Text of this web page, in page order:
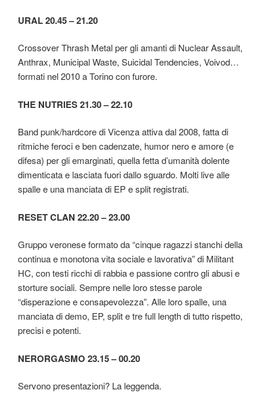
URAL 20.45 – 21.20
Crossover Thrash Metal per gli amanti di Nuclear Assault,
Anthrax, Municipal Waste, Suicidal Tendencies, Voivod…
formati nel 2010 a Torino con furore.
THE NUTRIES 21.30 – 22.10
Band punk/hardcore di Vicenza attiva dal 2008, fatta di
ritmiche feroci e ben cadenzate, humor nero e amore (e
difesa) per gli emarginati, quella fetta d’umanità dolente
dimenticata e lasciata fuori dallo sguardo. Molti live alle
spalle e una manciata di EP e split registrati.
RESET CLAN 22.20 – 23.00
Gruppo veronese formato da “cinque ragazzi stanchi della
continua e monotona vita sociale e lavorativa” di Militant
HC, con testi ricchi di rabbia e passione contro gli abusi e
storture sociali. Sempre nelle loro stesse parole
“disperazione e consapevolezza”. Alle loro spalle, una
manciata di demo, EP, split e tre full length di tutto rispetto,
precisi e potenti.
NERORGASMO 23.15 – 00.20
Servono presentazioni? La leggenda.